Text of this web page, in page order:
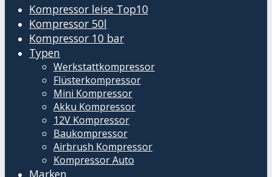
Kompressor leise Top10
Kompressor 50l
Kompressor 10 bar
Typen
Werkstattkompressor
Flüsterkompressor
Mini Kompressor
Akku Kompressor
12V Kompressor
Baukompressor
Airbrush Kompressor
Kompressor Auto
Marken